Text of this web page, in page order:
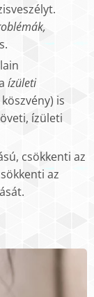
ízületi
is
ízületi
csökkenti az
az